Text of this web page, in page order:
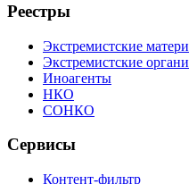
Реестры
Экстремистские
Экстремистские
Иноагенты
НКО
СОНКО
Сервисы
Контент-фильтр